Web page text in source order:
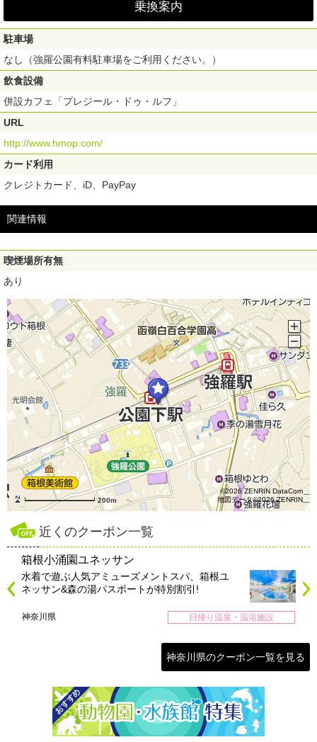
乗換案内
駐車場
なし（強羅公園有料駐車場をご利用ください。）
飲食設備
併設カフェ「プレジール・ドゥ・ルフ」
URL
http://www.hmop.com/
カード利用
クレジトカード、iD、PayPay
関連情報
喫煙場所有無
あり
200m
©2026 ZENRIN DataCom
地図データ©2026 ZENRIN
近くのクーポン一覧
箱根小涌園ユネッサン
水着で遊ぶ人気アミューズメントスパ、箱根ユ
ネッサン&森の湯パスポートが特別割引!
神奈川県 日帰り温泉・温浴施設
神奈川県のクーポン一覧を見る